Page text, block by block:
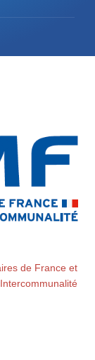
de France et